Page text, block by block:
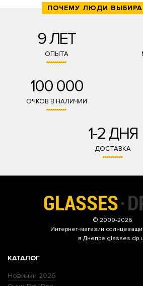
ПОЧЕМУ ЛЮДИ
9 ЛЕТ
ОПЫТА
100 000
ОЧКОВ В НАЛИЧИИ
1-2 ДНЯ
ДОСТАВКА
© 2009-2026
Интернет-магазин
в Днепре
КАТАЛОГ
Новинки 2026